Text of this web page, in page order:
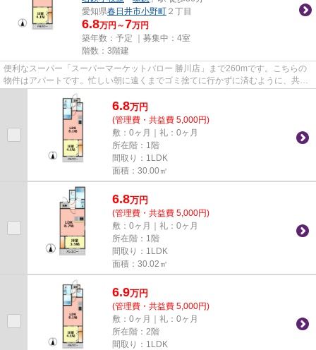
愛知県春日井市小野町 ２丁目
6.8万円～7万円
築年数：予定 ｜募集中： 4室
階数：3階建
便利なスーパー「スーパーマーケットバロー 勝川店」まで260mです。こちらの
物件はアパートです。忙しい朝に遠くまでゴミ捨てに行かずに済むように、共用
部にゴミ置き場を備え付けてお...
6.8万円
(管理費・共益費 5,000円)
敷：0ヶ月｜礼：0ヶ月
所在階：1階
間取り：1LDK
面積：30.00㎡
6.8万円
(管理費・共益費 5,000円)
敷：0ヶ月｜礼：0ヶ月
所在階：1階
間取り：1LDK
面積：30.02㎡
6.9万円
(管理費・共益費 5,000円)
敷：0ヶ月｜礼：0ヶ月
所在階：2階
間取り：1LDK